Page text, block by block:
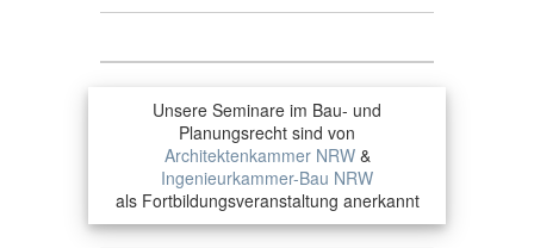
Unsere Seminare im Bau- und
Planungsrecht sind von
Architektenkammer NRW&
Ingenieurkammer-Bau NRW
als Fortbildungsveranstaltung anerkannt